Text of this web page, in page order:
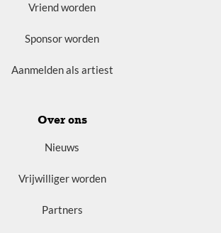
Vriend worden
Sponsor worden
Aanmelden als artiest
Over ons
Nieuws
Vrijwilliger worden
Partners